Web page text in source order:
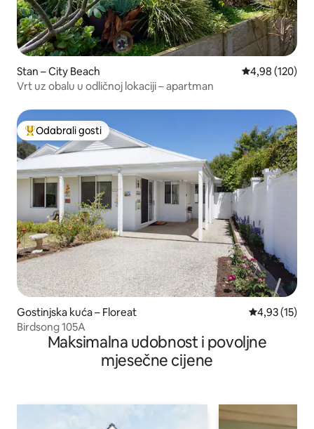
Stan – City Beach Prosječna
4,98 (120)
Vrt uz obalu u odličnoj lokaciji – apartman
Među najviše rangiranima s oznakom „Odabrali gosti”
Odabrali gosti
Gostinjska kuća – Floreat Prosječna
4,93 (15)
Birdsong 105A
Maksimalna udobnost i povoljne
mjesečne cijene